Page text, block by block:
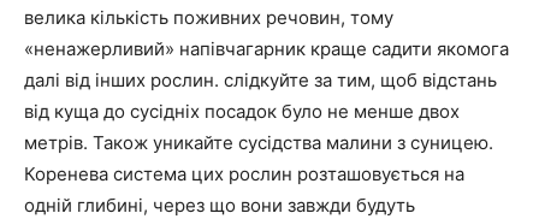
велика кількість поживних речовин, тому
«ненажерливий» напівчагарник краще садити якомога
далі від інших рослин. слідкуйте за тим, щоб відстань
від куща до сусідніх посадок було не менше двох
метрів. Також уникайте сусідства малини з суницею.
Коренева система цих рослин розташовується на
одній глибині, через що вони завжди будуть